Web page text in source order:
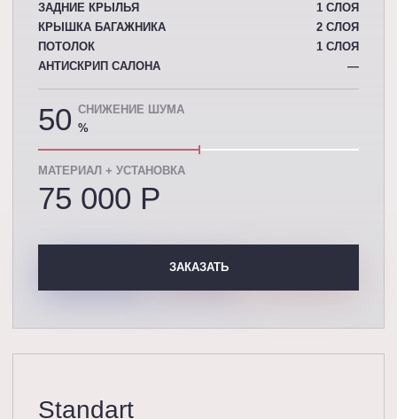
Standart
ЗАДНИЕ КРЫЛЬЯ
1 СЛОЯ
КРЫШКА БАГАЖНИКА
2 СЛОЯ
ПОТОЛОК
1 СЛОЯ
АНТИСКРИП САЛОНА
—
50 СНИЖЕНИЕ ШУМА
%
МАТЕРИАЛ + УСТАНОВКА
75 000 P
ЗАКАЗАТЬ